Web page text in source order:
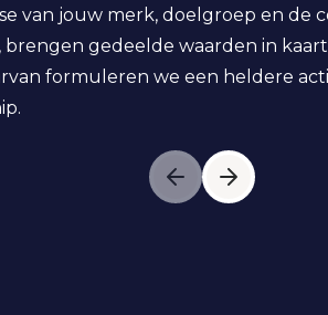
van jouw merk, doelgroep en de
gedeelde waarden in
formuleren we een heldere